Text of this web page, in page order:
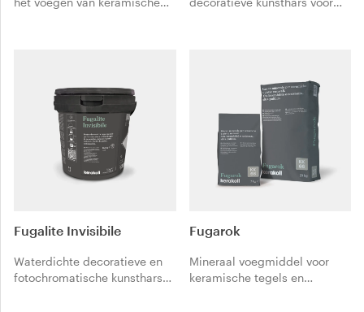
vlekkenwerend.
Fugalite Invisibile
Waterdichte decoratieve en
fotochromatische kunsthars
Fugarok
Mineraal voegmiddel voor
keramische tegels en